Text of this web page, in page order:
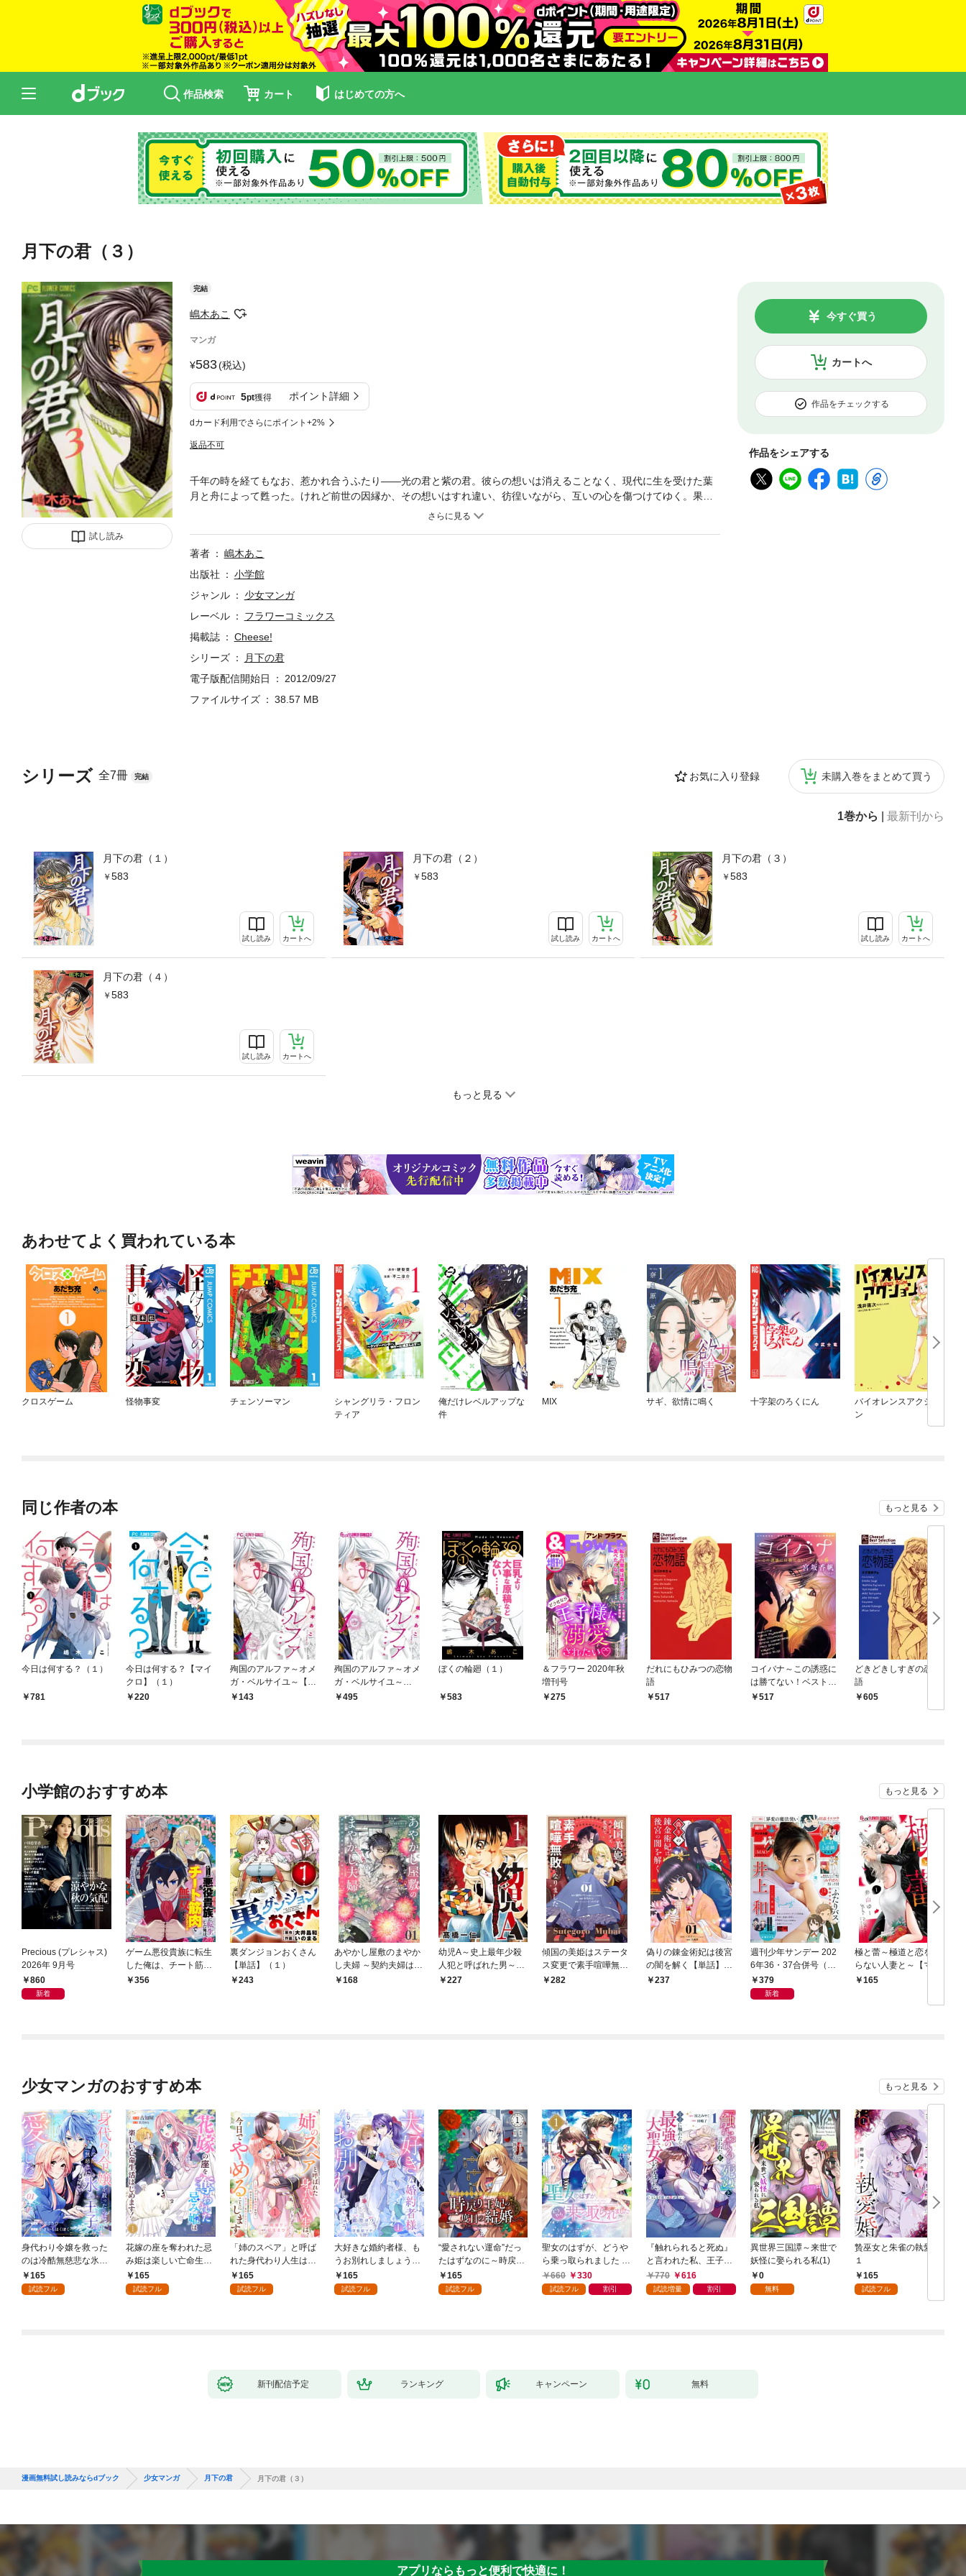
作品検索 カート はじめての方へ
月下の君（３）
試し読み
完結
嶋木あこ
マンガ
583(税込)
5pt獲得 ポイント詳細
dカード利用でさらにポイント+2%
返品不可
カートへ
今すぐ買う
作品をチェックする
作品をシェアする
シリーズ 全7冊 完結 お気に入り登録 未購入巻をまとめて買う
1巻から 最新刊から
月下の君（１）
583
試し読み カートへ
月下の君（２）
583
試し読み カートへ
月下の君（３）
583
試し読み カートへ
月下の君（４）
583
試し読み カートへ
もっと見る
千年の時を経てもなお、惹かれ合うふたり――光の君と紫の君。彼らの想いは消えることなく、現代に生を受けた葉
月と舟によって甦った。けれど前世の因縁か、その想いはすれ違い、彷徨いながら、互いの心を傷つけてゆく。果た
してこの恋の行方は…！？話題騒然の異色源氏物語、早くも第3巻登場！！
著者
嶋木あこ
出版社
小学館
ジャンル
少女マンガ
レーベル
フラワーコミックス
掲載誌
Cheese!
シリーズ
月下の君
電子版配信開始日
2012/09/27
ファイルサイズ
38.57 MB
あわせてよく買われている本
クロスゲーム 怪物事変 チェンソーマン
シャングリラ・フロン
ティア
俺だけレベルアップな
件
MIX サギ、欲情に鳴く 十字架のろくにん
バイオレンスアクショ
ン
同じ作者の本 もっと見る
今日は何する？（１）
781
今日は何する？【マイ
クロ】（１）
220
殉国のアルファ～オメ
ガ・ベルサイユ～【マ
イクロ】（１）
143
殉国のアルファ～オメ
ガ・ベルサイユ～
（１）
495
ぼくの輪廻（１）
583
＆フラワー 2020年秋
増刊号
275
だれにもひみつの恋物
語
517
コイバナ～この誘惑に
は勝てない！ベスト6
～517
どきどきしすぎの恋物
語
605
小学館のおすすめ本 もっと見る
Precious (プレシャス)
2026年 9月号
860
新着
ゲーム悪役貴族に転生
した俺は、チート筋肉
で無双する【単話】
356
裏ダンジョンおくさん
【単話】（１）
243
あやかし屋敷のまやか
し夫婦 ～契約夫婦は鎌
倉で妖怪の集う家を守
168
幼児A～史上最年少殺
人犯と呼ばれた男～
【単話】（１）
227
傾国の美姫はステータ
ス変更で素手喧嘩無敗
になりました【単話】
282
偽りの錬金術妃は後宮
の闇を解く【単話】
（１）
237
週刊少年サンデー 202
6年36・37合併号（20
26年8月5日発売号）
379
新着
極と蕾～極道と恋を知
らない人妻と～【マイ
クロ】（１）
165
少女マンガのおすすめ本 もっと見る
身代わり令嬢を救った
のは冷酷無慈悲な氷の
王子の愛でした１
165
試読フル
花嫁の座を奪われた忌
み姫は楽しい亡命生活
はじめます！１
165
試読フル
「姉のスペア」と呼ば
れた身代わり人生は、
今日でやめることにし
ます～辺境で自由を満
165
試読フル
大好きな婚約者様、も
うお別れしましょう。
１165
試読フル
“愛されない運命”だっ
たはずなのに～時戻り
王妃の二度目の結婚～
１
165
試読フル
聖女のはずが、どうや
ら乗っ取られました 1
巻660 330
試読フル 割引
『触れられると死ぬ』
と言われた私、王子に
触れたら最強の大聖女
になりました。ところ
770 616
試読増量 割引
異世界三国譚～来世で
妖怪に娶られる私(1)
0
無料
贄巫女と朱雀の執愛婚
１
165
試読フル
新刊配信予定 ランキング キャンペーン 無料
漫画無料試し読みならdブック 少女マンガ 月下の君 月下の君（３）
アプリならもっと便利で快適に！